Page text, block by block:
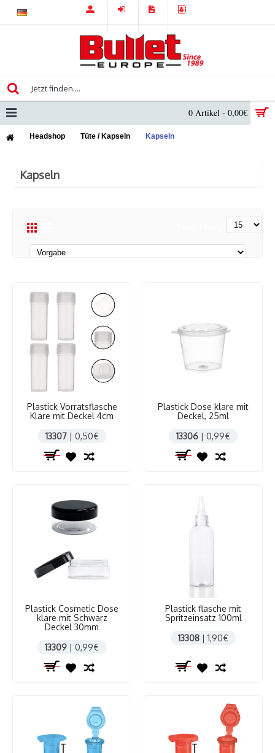
0 Artikel - 0,00€
Headshop Tüte / Kapseln Kapseln
Kapseln
Produktvergleich (0)
Plastick Vorratsflasche
Klare mit Deckel 4cm
13307| 0,50€
Plastick Dose klare mit
Deckel, 25ml
13306 | 0,99€
Plastick Cosmetic Dose
klare mit Schwarz
Deckel 30mm
13309 | 0,99€
Plastick flasche mit
Spritzeinsatz 100ml
13308 | 1,90€